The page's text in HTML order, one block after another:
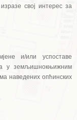
свој интерес за
и/или успоставе
у земљишнокњижним
наведених опћинских